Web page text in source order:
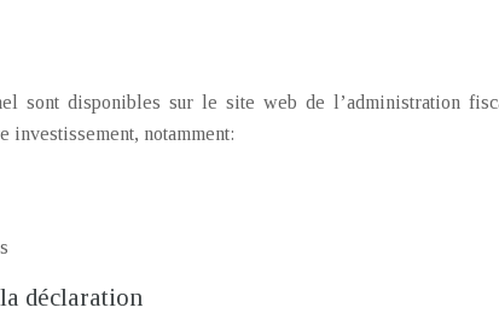
sont disponibles sur le site web de l’administration
investissement, notamment:
déclaration